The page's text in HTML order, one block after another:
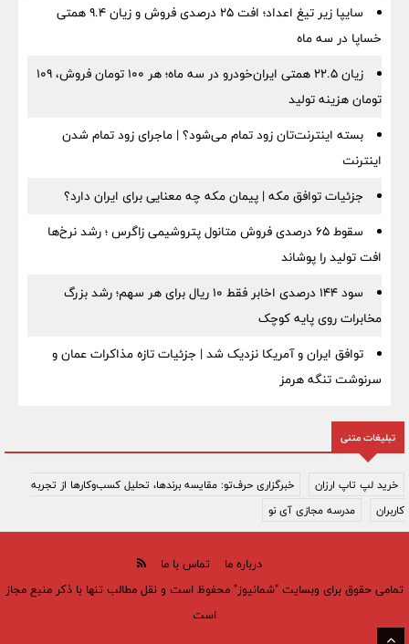
سایپا زیر تیغ اعداد؛ افت ۲۵ درصدی فروش و زیان ۹.۴ همتی
خساپا در سه ماه
زیان ۲۲.۵ همتی ایران‌خودرو در سه ماه؛ هر ۱۰۰ تومان فروش، ۱۰۹
تومان هزینه تولید
بسته اینترنت‌تان زود تمام می‌شود؟ | ماجرای زود تمام شدن
اینترنت
جزئیات توافق مکه | پیمان مکه چه معنایی برای ایران دارد؟
سقوط ۶۵ درصدی فروش متانول پتروشیمی زاگرس ؛ رشد نرخ‌ها
افت تولید را پوشاند
سود ۱۴۴ درصدی اخابر فقط ۱۰ ریال برای هر سهم؛ رشد بزرگ
مخابرات روی پایه کوچک
توافق ایران و آمریکا نزدیک شد | جزئیات تازه مذاکرات عمان و
سرنوشت تنگه هرمز
تبلیغات متنی
خرید لپ تاپ ارزان
خبرگزاری حرف‌تو: مقایسه برندها، تحلیل کسب‌وکارها از تجربه
کاربران
مدرسه مجازی آی نو
درباره ما
تماس با ما
تمامی حقوق برای وبسایت "شمانیوز" محفوظ است و نقل مطالب تنها با ذکر منبع مجاز
است